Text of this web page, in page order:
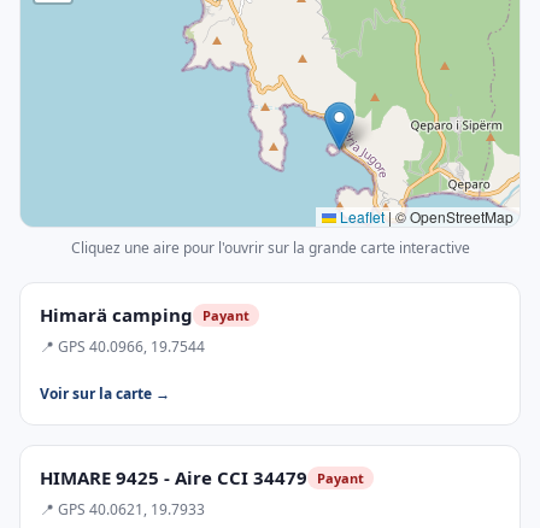
Himarä camping Payant
📍 GPS 40.0966, 19.7544
Voir sur la carte →
HIMARE 9425 - Aire CCI 34479 Payant
📍 GPS 40.0621, 19.7933
Leaflet|© OpenStreetMap
Cliquez une aire pour l'ouvrir sur la grande carte interactive